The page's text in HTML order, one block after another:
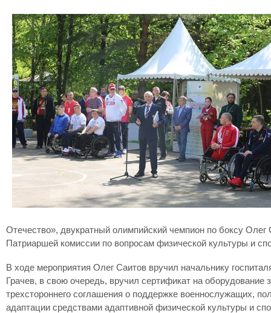
Отечество», двукратный олимпийский чемпион по боксу
Патриаршей комиссии по вопросам физической культуры и
В ходе мероприятия Олег Саитов вручил начальнику
Грачев, в свою очередь, вручил сертификат на
трехстороннего соглашения о поддержке военнослужащих,
адаптации средствами адаптивной физической культуры и